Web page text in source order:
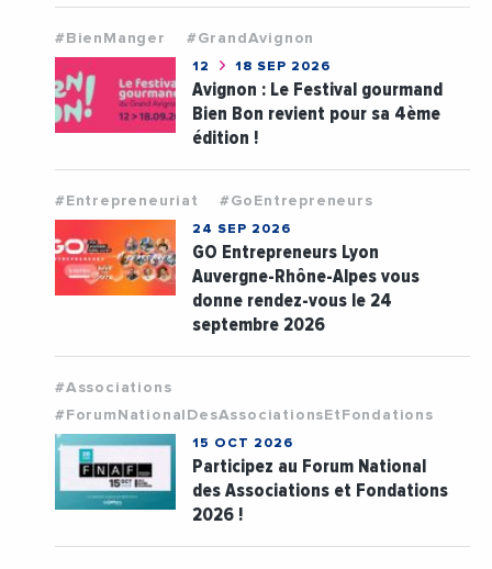
#BienManger #GrandAvignon
12 18 SEP 2026
Avignon : Le Festival gourmand
Bien Bon revient pour sa 4ème
édition !
#Entrepreneuriat #GoEntrepreneurs
24 SEP 2026
GO Entrepreneurs Lyon
Auvergne-Rhône-Alpes vous
donne rendez-vous le 24
septembre 2026
#Associations
#ForumNationalDesAssociationsEtFondations
15 OCT 2026
Participez au Forum National
des Associations et Fondations
2026 !